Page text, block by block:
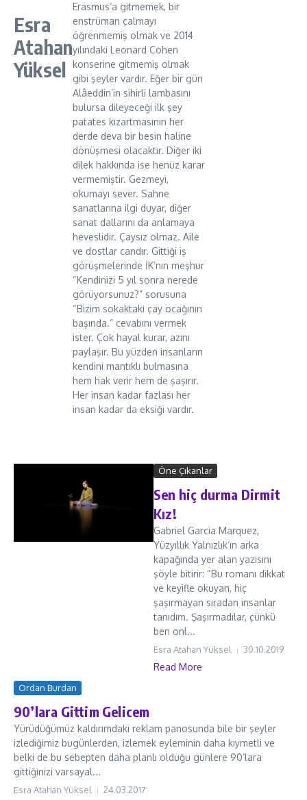
Esra
Atahan
Yüksel
Erasmus’a gitmemek, bir
enstrüman çalmayı
öğrenmemiş olmak ve 2014
yılındaki Leonard Cohen
konserine gitmemiş olmak
gibi şeyler vardır. Eğer bir gün
Alâeddin’in sihirli lambasını
bulursa dileyeceği ilk şey
patates kızartmasının her
derde deva bir besin haline
dönüşmesi olacaktır. Diğer iki
dilek hakkında ise henüz karar
vermemiştir. Gezmeyi,
okumayı sever. Sahne
sanatlarına ilgi duyar, diğer
sanat dallarını da anlamaya
heveslidir. Çaysız olmaz. Aile
ve dostlar candır. Gittiği iş
görüşmelerinde İK’nın meşhur
“Kendinizi 5 yıl sonra nerede
görüyorsunuz?” sorusuna
“Bizim sokaktaki çay ocağının
başında.” cevabını vermek
ister. Çok hayal kurar, azını
paylaşır. Bu yüzden insanların
kendini mantıklı bulmasına
hem hak verir hem de şaşırır.
Her insan kadar fazlası her
insan kadar da eksiği vardır.
Öne Çıkanlar
Sen hiç durma Dirmit
Kız!
Gabriel Garcia Marquez,
Yüzyıllık Yalnızlık’ın arka
kapağında yer alan yazısını
şöyle bitirir: “Bu romanı dikkat
ve keyifle okuyan, hiç
şaşırmayan sıradan insanlar
tanıdım. Şaşırmadılar, çünkü
ben onl...
Esra Atahan Yüksel 30.10.2019
Read More
Ordan Burdan
90’lara Gittim Gelicem
Yürüdüğümüz kaldırımdaki reklam panosunda bile bir şeyler
izlediğimiz bugünlerden, izlemek eyleminin daha kıymetli ve
belki de bu sebepten daha planlı olduğu günlere 90’lara
gittiğinizi varsayal...
Esra Atahan Yüksel 24.03.2017